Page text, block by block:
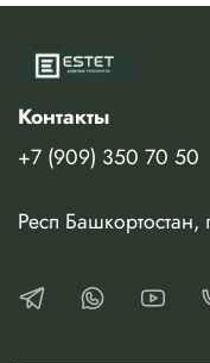
Контакты
+7 (909) 350 70 50
Респ